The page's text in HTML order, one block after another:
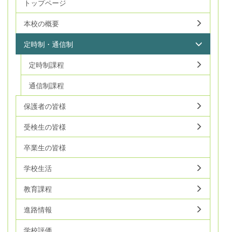
トップページ
本校の概要
定時制・通信制
定時制課程
通信制課程
保護者の皆様
受検生の皆様
卒業生の皆様
学校生活
教育課程
進路情報